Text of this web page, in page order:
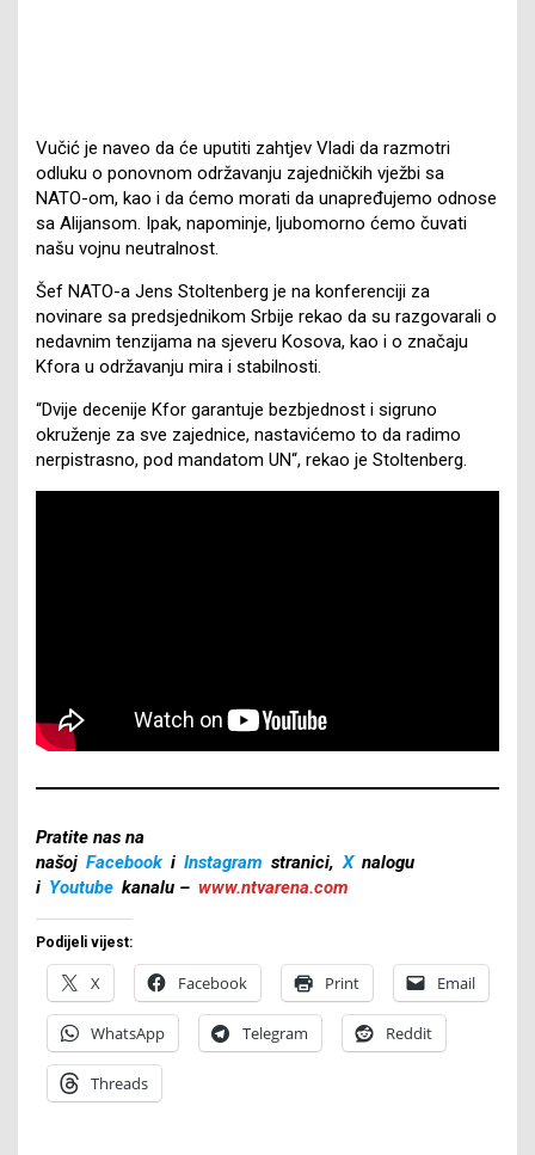
Vučić je naveo da će uputiti zahtjev Vladi da razmotri
odluku o ponovnom održavanju zajedničkih vježbi sa
NATO-om, kao i da ćemo morati da unapređujemo odnose
sa Alijansom. Ipak, napominje, ljubomorno ćemo čuvati
našu vojnu neutralnost.
Šef NATO-a Jens Stoltenberg je na konferenciji za
novinare sa predsjednikom Srbije rekao da su razgovarali o
nedavnim tenzijama na sjeveru Kosova, kao i o značaju
Kfora u održavanju mira i stabilnosti.
“Dvije decenije Kfor garantuje bezbjednost i sigruno
okruženje za sve zajednice, nastavićemo to da radimo
nerpistrasno, pod mandatom UN“, rekao je Stoltenberg.
Pratite nas na
našoj Facebook i Instagram stranici, X nalogu
i Youtube kanalu – www.ntvarena.com
Podijeli vijest:
X Facebook Print Email
WhatsApp Telegram Reddit
Threads